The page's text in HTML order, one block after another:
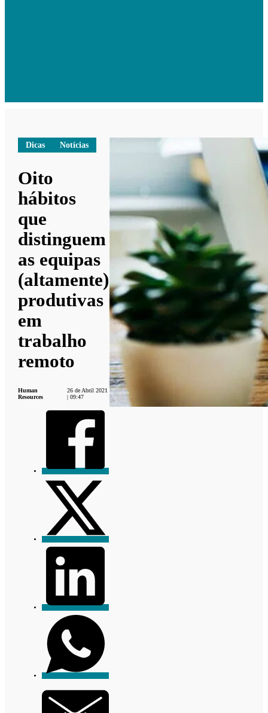
Dicas Notícias
Oito
hábitos
que
distinguem
as equipas
(altamente)
produtivas
em
trabalho
remoto
Human
Resources
26 de Abril 2021
| 09:47